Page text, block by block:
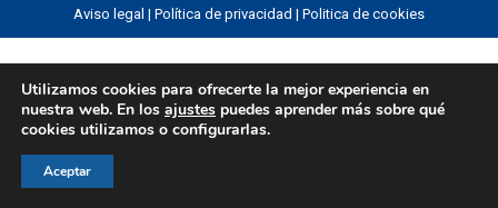
Aviso legal | Política de privacidad | Politica de cookies
Utilizamos cookies para ofrecerte la mejor experiencia en
nuestra web. En los ajustes puedes aprender más sobre qué
cookies utilizamos o configurarlas.
Aceptar